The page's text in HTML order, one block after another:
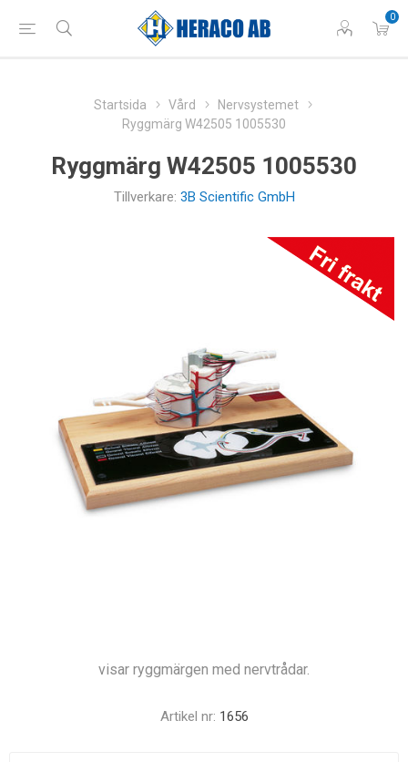
0
Startsida Vård
Nervsystemet
Ryggmärg W42505 1005530
Ryggmärg W42505 1005530
Tillverkare: 3B Scientific GmbH
visar ryggmärgen med nervtrådar.
Artikel nr: 1656